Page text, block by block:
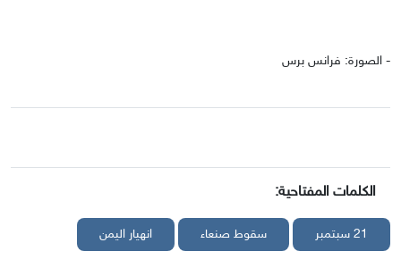
- الصورة: فرانس برس
الكلمات المفتاحية:
21 سبتمبر سقوط صنعاء انهيار اليمن